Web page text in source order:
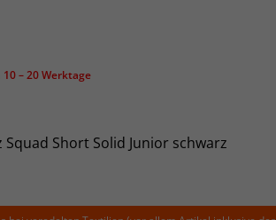
– 20 Werktage
Squad Short Solid Junior schwarz